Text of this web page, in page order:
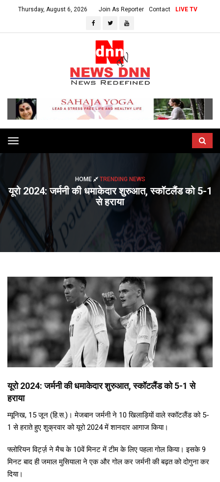
Thursday, August 6, 2026 Join As Reporter Contact LIVE TV
Toggle
navigation
HOME TRENDING NEWS
यूरो 2024: जर्मनी की धमाकेदार शुरुआत, स्कॉटलैंड को 5-1
से हराया
यूरो 2024: जर्मनी की धमाकेदार शुरुआत, स्कॉटलैंड को 5-1 से
हराया
म्यूनिख, 15 जून (हि.स.)। मेजबान जर्मनी ने 10 खिलाड़ियों वाले स्कॉटलैंड को 5-
1 से हराते हुए शुक्रवार को यूरो 2024 में शानदार आगाज किया।
फ्लोरियन विर्ट्ज़ ने मैच के 10वें मिनट में टीम के लिए पहला गोल किया। इसके 9
मिनट बाद ही जमाल मुसियाला ने एक और गोल कर जर्मनी की बढ़त को दोगुना कर
दिया।